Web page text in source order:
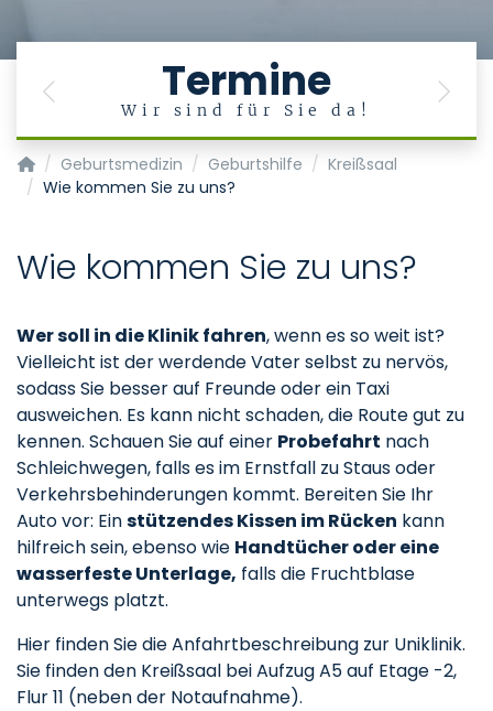
Termine
Wir sind für Sie da!
Previous Next
Klinik für Gynäkologie und Geburtsmedizin
Geburtsmedizin Geburtshilfe
Kreißsaal
Wie kommen Sie zu uns?
Wie kommen Sie zu uns?
Wer soll in die Klinik fahren, wenn es so weit ist?
Vielleicht ist der werdende Vater selbst zu nervös,
sodass Sie besser auf Freunde oder ein Taxi
ausweichen. Es kann nicht schaden, die Route gut zu
kennen. Schauen Sie auf einer Probefahrt nach
Schleichwegen, falls es im Ernstfall zu Staus oder
Verkehrsbehinderungen kommt. Bereiten Sie Ihr
Auto vor: Einstützendes Kissen im Rücken kann
hilfreich sein, ebenso wie Handtücher oder eine
wasserfeste Unterlage, falls die Fruchtblase
unterwegs platzt.
Hier finden Sie die Anfahrtbeschreibung zur Uniklinik.
Sie finden den Kreißsaal bei Aufzug A5 auf Etage -2,
Flur 11 (neben der Notaufnahme).